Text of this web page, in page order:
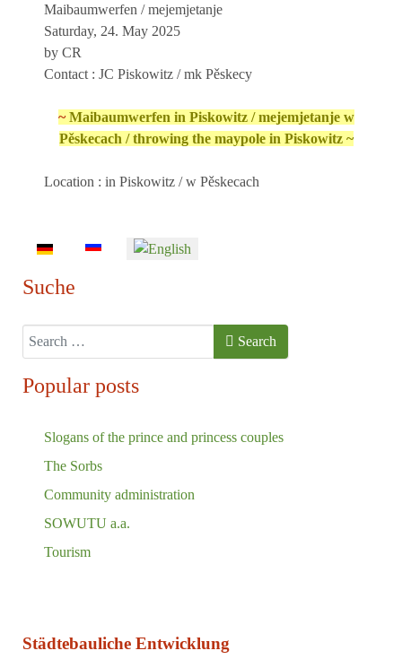
Maibaumwerfen / mejemjetanje
Saturday, 24. May 2025
by CR
Contact : JC Piskowitz / mk Pěskecy
~Maibaumwerfen in Piskowitz / mejemjetanje w
Pěskecach / throwing the maypole in Piskowitz ~
Location : in Piskowitz / w Pěskecach
Select your language
Suche
Search Search
Popular posts
Slogans of the prince and princess couples
The Sorbs
Community administration
SOWUTU a.a.
Tourism
Städtebauliche Entwicklung